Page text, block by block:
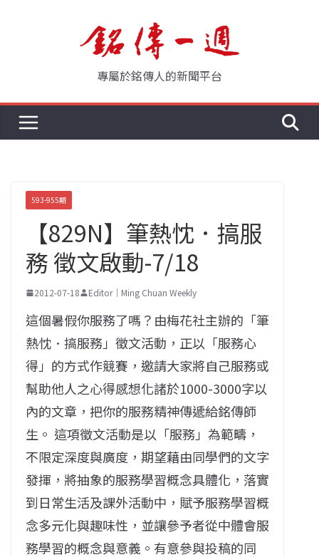
專屬於銘傳人的新聞平台
593-955期
【829N】筆熱忱．搞服
務 徵文啟動-7/18
2012-07-18 Editor｜Ming Chuan Weekly
這個暑假你服務了嗎？由梅花社主辦的「筆
熱忱．搞服務」徵文活動，正以「服務心
得」的方式作競賽，邀請大家將自己服務或
幫助他人之心得感想化諸於1000-3000字以
內的文章，把你的服務精神傳遞給銘傳師
生。 這項徵文活動是以「服務」為範疇，
不限定深度與廣度，期望藉由同學們的文字
發揮，將抽象的服務學習概念具體化，落實
到日常生活及課外活動中，賦予服務學習概
念多元化與趣味性，並讓參予者從中體會服
務學習的概念與意義。有意參與投稿的同